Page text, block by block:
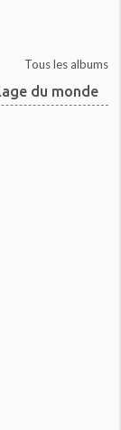
Tous les albums
du monde